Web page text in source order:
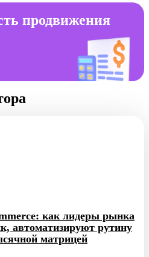
продвижения
как лидеры рынка
автоматизируют рутину
матрицей